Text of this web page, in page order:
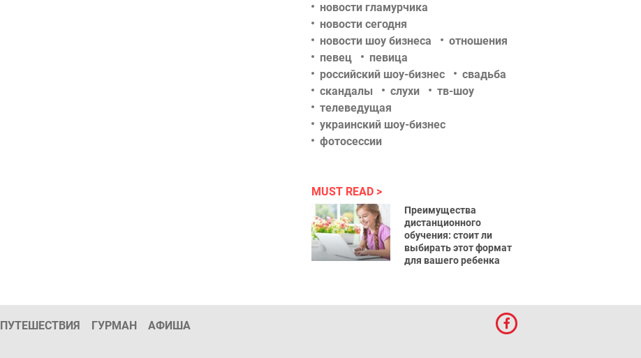
новости гламурчика
новости сегодня
новости шоу бизнеса
отношения
певец
певица
российский шоу-бизнес
свадьба
скандалы
слухи
тв-шоу
телеведущая
украинский шоу-бизнес
фотосессии
MUST READ
Преимущества
дистанционного
обучения: стоит ли
выбирать этот формат
для вашего ребенка
ПУТЕШЕСТВИЯ ГУРМАН АФИША